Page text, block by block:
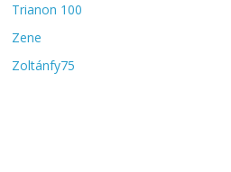
Trianon 100
Zene
Zoltánfy75